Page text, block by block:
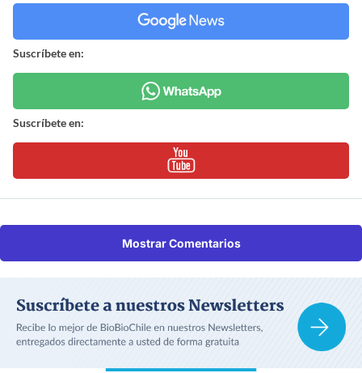
Suscríbete en:
Suscríbete en:
Mostrar Comentarios